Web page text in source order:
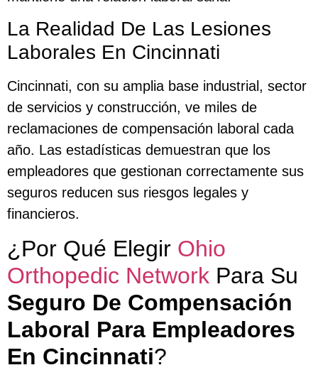
La Realidad De Las Lesiones
Laborales En Cincinnati
Cincinnati, con su amplia base industrial, sector
de servicios y construcción, ve miles de
reclamaciones de compensación laboral cada
año. Las estadísticas demuestran que los
empleadores que gestionan correctamente sus
seguros reducen sus riesgos legales y
financieros.
¿Por Qué Elegir Ohio
Orthopedic Network Para Su
Seguro De Compensación
Laboral Para Empleadores
En Cincinnati?